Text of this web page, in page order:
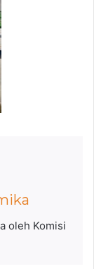
oleh Komisi